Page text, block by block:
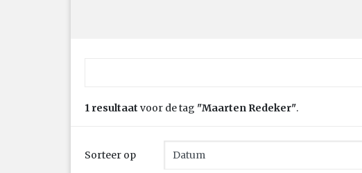
1 resultaat voor de tag "Maarten Redeker".
Sorteer op